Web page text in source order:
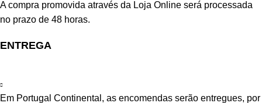
A compra promovida através da Loja Online será processada
no prazo de 48 horas.
ENTREGA
Em Portugal Continental, as encomendas serão entregues, por